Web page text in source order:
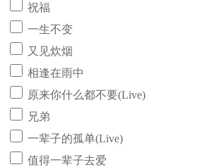
祝福
一生不变
又见炊烟
相逢在雨中
原来你什么都不要(Live)
兄弟
一辈子的孤单(Live)
值得一辈子去爱